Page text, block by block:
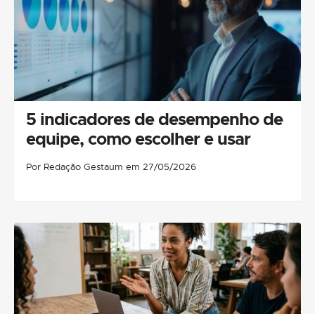
5 indicadores de desempenho de
equipe, como escolher e usar
Por Redação Gestaum em 27/05/2026